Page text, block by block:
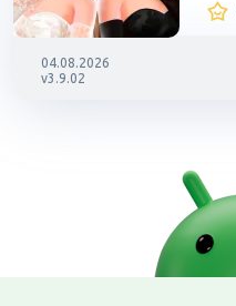
04.08.2026
v3.9.02